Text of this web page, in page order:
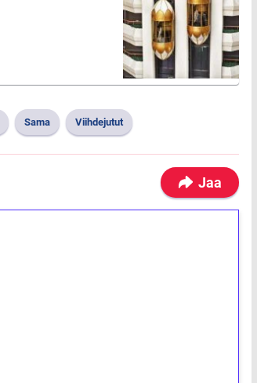
Sama Viihdejutut
Jaa